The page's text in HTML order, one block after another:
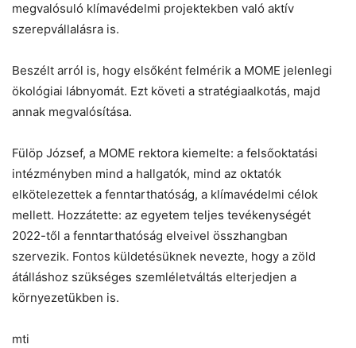
megvalósuló klímavédelmi projektekben való aktív
szerepvállalásra is.
Beszélt arról is, hogy elsőként felmérik a MOME jelenlegi
ökológiai lábnyomát. Ezt követi a stratégiaalkotás, majd
annak megvalósítása.
Fülöp József, a MOME rektora kiemelte: a felsőoktatási
intézményben mind a hallgatók, mind az oktatók
elkötelezettek a fenntarthatóság, a klímavédelmi célok
mellett. Hozzátette: az egyetem teljes tevékenységét
2022-től a fenntarthatóság elveivel összhangban
szervezik. Fontos küldetésüknek nevezte, hogy a zöld
átálláshoz szükséges szemléletváltás elterjedjen a
környezetükben is.
mti